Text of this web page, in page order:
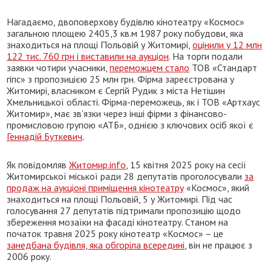
Нагадаємо, двоповерхову будівлю кінотеатру «Космос»
загальною площею 2405,3 кв.м 1987 року побудови, яка
знаходиться на площі Польовій у Житомирі,оцінили у 12 млн
122 тис. 760 грн і виставили на аукціон. На торги подали
заявки чотири учасники,переможцем стало ТОВ «Стандарт
гіпс» з пропозицією 25 млн грн. Фірма зареєстрована у
Житомирі, власником є Сергій Рудик з міста Нетішин
Хмельницької області. Фірма-переможець, як і ТОВ «Артхаус
Житомир», має зв’язки через інші фірми з фінансово-
промисловою групою «АТБ», однією з ключових осіб якої є
Геннадій Буткевич.
Як повідомлявЖитомир.info , 15 квітня 2025 року на сесії
Житомирської міської ради 28 депутатів проголосували за
продаж на аукціоні приміщення кінотеатру«Космос», який
знаходиться на площі Польовій, 5 у Житомирі. Під час
голосування 27 депутатів підтримали пропозицію щодо
збереження мозаїки на фасаді кінотеатру. Станом на
початок травня 2025 року кінотеатр «Космос» – це
занедбана будівля, яка обгоріла всередині , він не працює з
2006 року.